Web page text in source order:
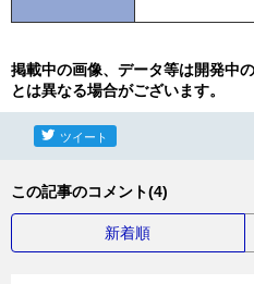
掲載中の画像、データ等は開発中
とは異なる場合がございます。
ツイート
この記事のコメント(4)
新着順